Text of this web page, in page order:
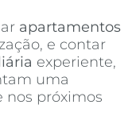
apartamentos
e contar
experiente,
uma
nos próximos